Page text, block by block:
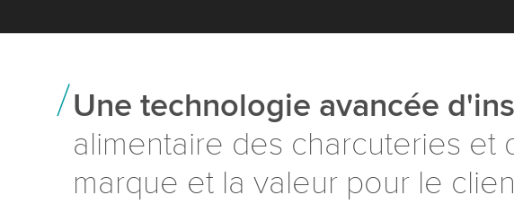
Une technologie avancée
alimentaire des charcuteries
marque et la valeur pour le